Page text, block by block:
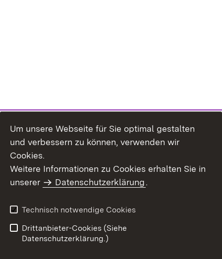
Benutzungshinweise
Erklärung zur
Um unsere Webseite für Sie optimal gestalten
und verbessern zu können, verwenden wir
Cookies.
Weitere Informationen zu Cookies erhalten Sie in
unserer
Datenschutzerklärung.
Technisch notwendige Cookies
Drittanbieter-Cookies (Siehe
Datenschutzerklärung.)